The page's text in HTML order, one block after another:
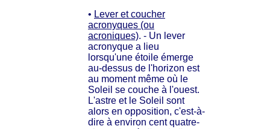
• Lever et coucher
acronyques (ou
acroniques). - Un lever
acronyque a lieu
lorsqu'une étoile émerge
au-dessus de l'horizon est
au moment même où le
Soleil se couche à l'ouest.
L'astre et le Soleil sont
alors en opposition, c'est-à-
dire à environ cent quatre-